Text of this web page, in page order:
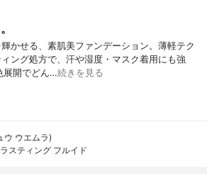
かせる、素肌美ファンデーション。薄軽テク
ング処方で、汗や湿度・マスク着用にも強
展開でどん…続きを見る
ウ ウエムラ)
スティング フルイド